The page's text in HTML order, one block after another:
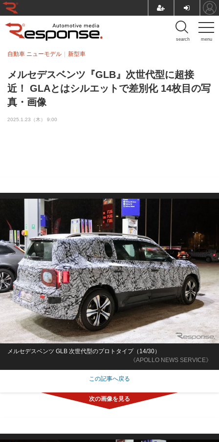
menu
search
メルセデスベンツ『GLB』次世代型に超接
近！ GLAとはシルエットで差別化 14枚目の写
真・画像
自動車 ニューモデル 新型車
2025.1.23（木） 9:00
《APOLLO NEWS SERVICE》
メルセデスベンツ GLB 次世代型のプロトタイプ（14/30）
この記事へ戻る